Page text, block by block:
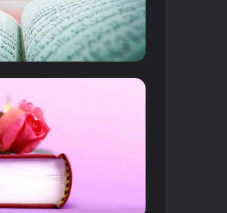
ک
ن
ا
گ
ن
ب
د
۱۱ آذر ۱۳۹۶